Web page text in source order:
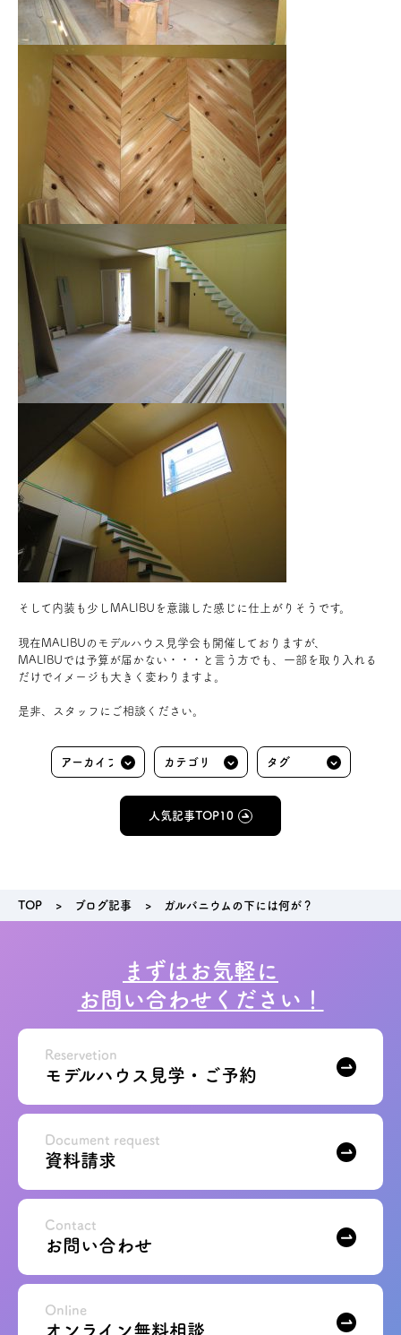
そして内装も少しMALIBUを意識した感じに仕上がりそうです。
現在MALIBUのモデルハウス見学会も開催しておりますが、
MALIBUでは予算が届かない・・・と言う方でも、一部を取り入れる
だけでイメージも大きく変わりますよ。
是非、スタッフにご相談ください。
人気記事TOP10
TOP ブログ記事 ガルバニウムの下には何が？
まずはお気軽に
お問い合わせください！
モデルハウス見学・ご予約
Reservetion
資料請求
Document request
お問い合わせ
Contact
オンライン無料相談
Online